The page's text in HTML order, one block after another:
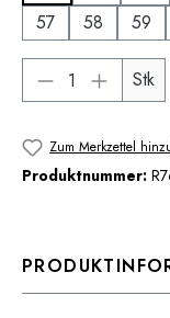
57
58 59
Produkt Stk
Zum Merkzettel
Produktnummer: